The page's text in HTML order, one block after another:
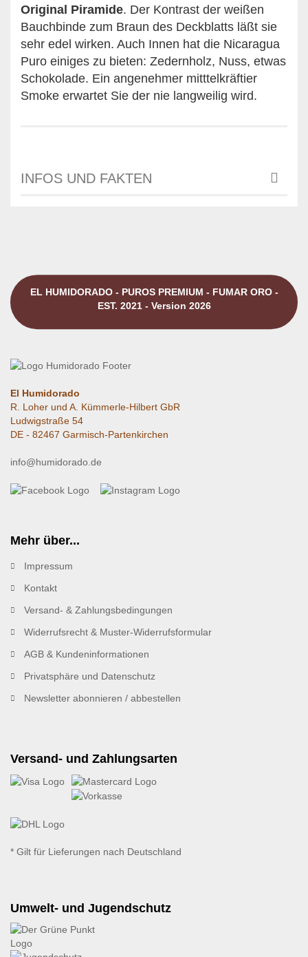
Original Piramide. Der Kontrast der weißen
Bauchbinde zum Braun des Deckblatts läßt sie
sehr edel wirken. Auch Innen hat die Nicaragua
Puro einiges zu bieten: Zedernholz, Nuss, etwas
Schokolade. Ein angenehmer mitttelkräftier
Smoke erwartet Sie der nie langweilig wird.
INFOS UND FAKTEN
EL HUMIDORADO - PUROS PREMIUM - FUMAR ORO -
EST. 2021 - Version 2026
El Humidorado
R. Loher und A. Kümmerle-Hilbert GbR
Ludwigstraße 54
DE - 82467 Garmisch-Partenkirchen
info@humidorado.de
Mehr über...
Impressum
Kontakt
Versand- & Zahlungsbedingungen
Widerrufsrecht & Muster-Widerrufsformular
AGB & Kundeninformationen
Privatsphäre und Datenschutz
Newsletter abonnieren / abbestellen
Versand- und Zahlungsarten
* Gilt für Lieferungen nach Deutschland
Umwelt- und Jugendschutz